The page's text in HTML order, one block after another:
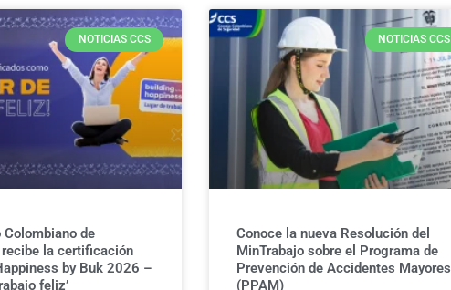
NOTICIAS CCS
Colombiano de
la certificación
by Buk 2026 –
feliz’
NOTICIAS CCS
Conoce la nueva Resolución del
MinTrabajo sobre el Programa de
Prevención de Accidentes Mayores
(PPAM)